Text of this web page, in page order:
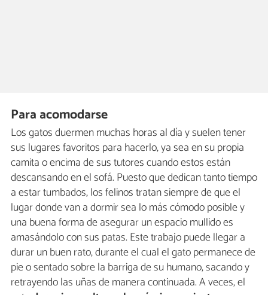
Para acomodarse
Los gatos duermen muchas horas al día y suelen tener
sus lugares favoritos para hacerlo, ya sea en su propia
camita o encima de sus tutores cuando estos están
descansando en el sofá. Puesto que dedican tanto tiempo
a estar tumbados, los felinos tratan siempre de que el
lugar donde van a dormir sea lo más cómodo posible y
una buena forma de asegurar un espacio mullido es
amasándolo con sus patas. Este trabajo puede llegar a
durar un buen rato, durante el cual el gato permanece de
pie o sentado sobre la barriga de su humano, sacando y
retrayendo las uñas de manera continuada. A veces, el